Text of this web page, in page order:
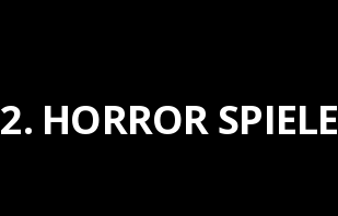
2. HORROR SPIELE